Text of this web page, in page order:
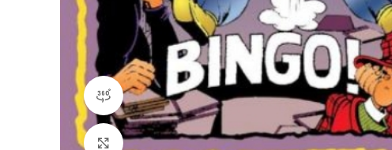
360 product view
Klikni da povečaš